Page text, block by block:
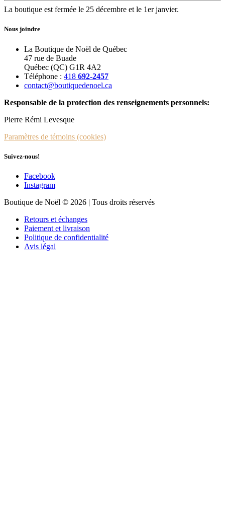
La boutique est fermée le 25 décembre et le 1er janvier.
Nous joindre
La Boutique de Noël de Québec
47 rue de Buade
Québec (QC) G1R 4A2
Téléphone : 418 692-2457
contact@boutiquedenoel.ca
Responsable de la protection des renseignements personnels:
Pierre Rémi Levesque
Paramètres de témoins (cookies)
Suivez-nous!
Facebook
Instagram
Boutique de Noël © 2026 | Tous droits réservés
Retours et échanges
Paiement et livraison
Politique de confidentialité
Avis légal